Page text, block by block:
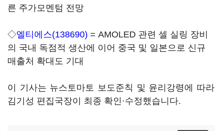
른 주가모멘텀 전망
◇엘티에스(138690) = AMOLED 관련 셀 실링 장비
의 국내 독점적 생산에 이어 중국 및 일본으로 신규
매출처 확대도 기대
이 기사는 뉴스토마토 보도준칙 및 윤리강령에 따라
김기성 편집국장이 최종 확인·수정했습니다.